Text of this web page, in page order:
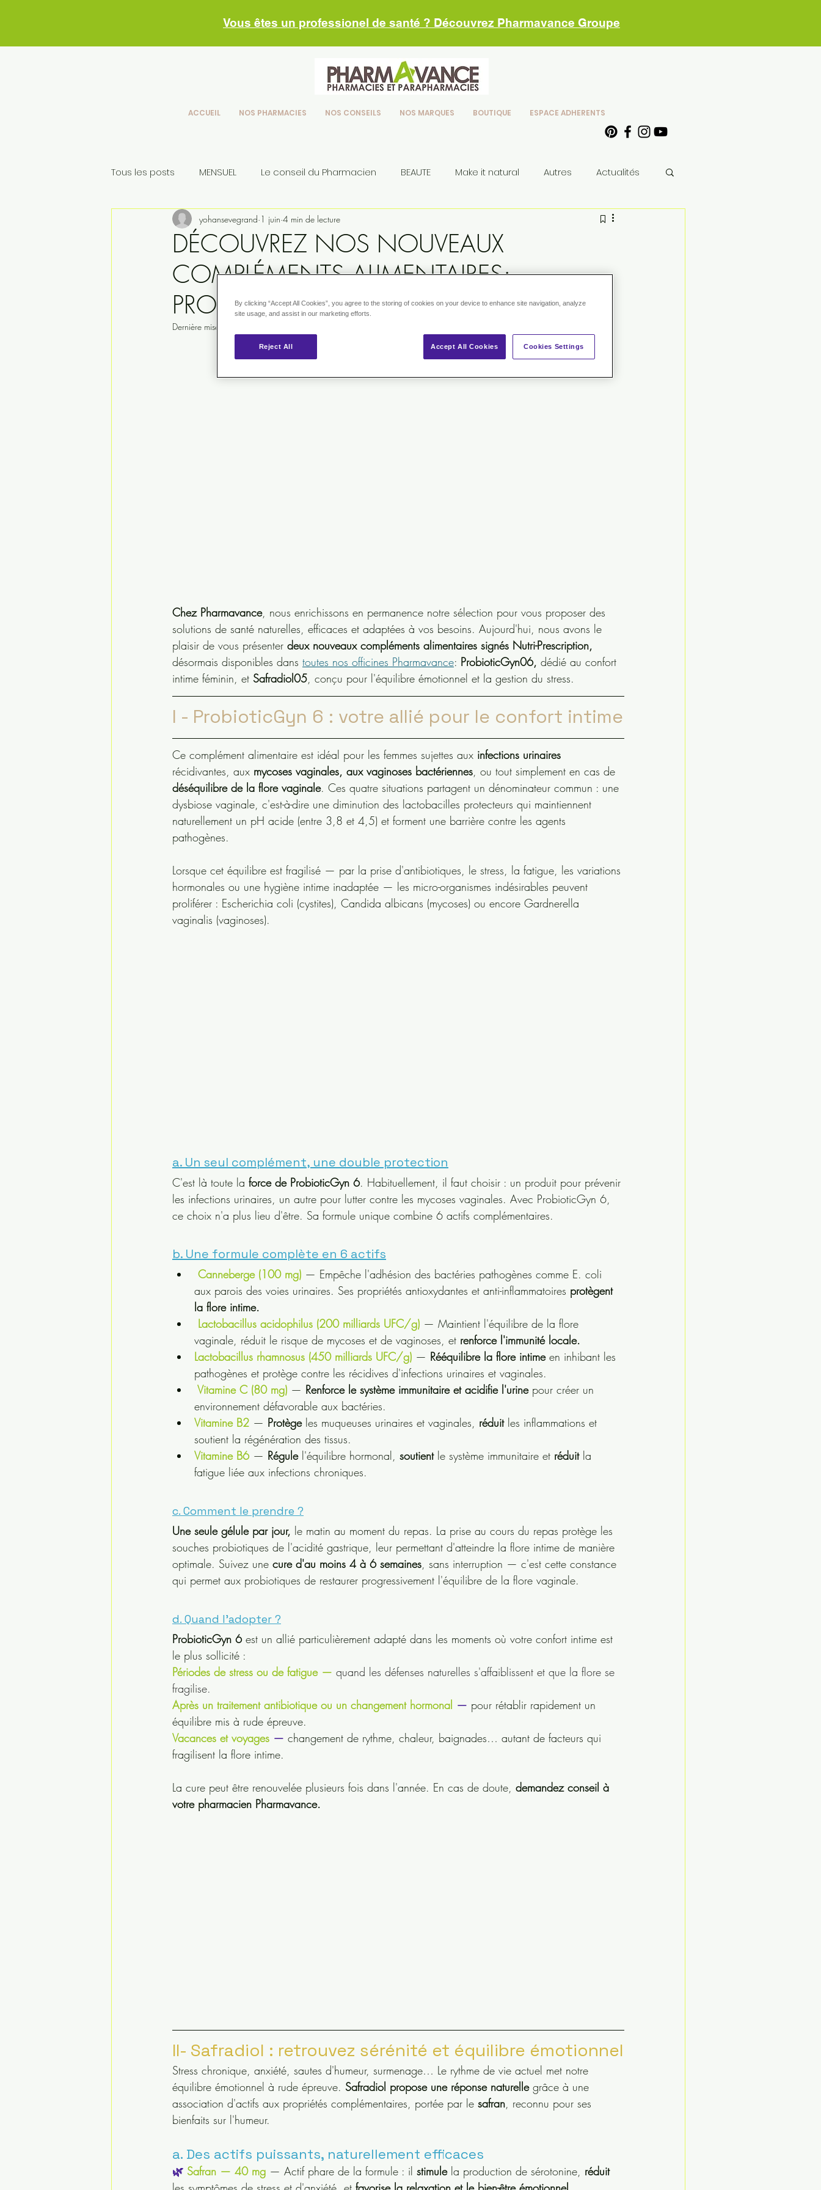
Vous êtes un professionel de santé ? Découvrez Pharmavance Groupe
ACCUEIL NOS PHARMACIES NOS CONSEILS NOS MARQUES BOUTIQUE ESPACE ADHERENTS
Tous les posts MENSUEL Le conseil du Pharmacien BEAUTE Make it natural Autres Actualités
Conseils skincare nos conseils
DÉCOUVREZ NOS NOUVEAUX
COMPLÉMENTS ALIMENTAIRES:
PROBIOTICGYN06 ET SAFRADIOL05
yohansevegrand 1 juin 4 min de lecture
Dernière mise à jour :
Chez Pharmavance, nous enrichissons en permanence notre sélection pour vous proposer des
solutions de santé naturelles, efficaces et adaptées à vos besoins. Aujourd'hui, nous avons le
plaisir de vous présenter deux nouveaux compléments alimentaires signés Nutri-Prescription,
désormais disponibles dans toutes nos officines Pharmavance: ProbioticGyn06, dédié au confort
intime féminin, et Safradiol05, conçu pour l'équilibre émotionnel et la gestion du stress.
I - ProbioticGyn 6 : votre allié pour le confort intime
Ce complément alimentaire est idéal pour les femmes sujettes aux infections urinaires
récidivantes, aux mycoses vaginales, aux vaginoses bactériennes, ou tout simplement en cas de
déséquilibre de la flore vaginale. Ces quatre situations partagent un dénominateur commun : une
dysbiose vaginale, c'est-à-dire une diminution des lactobacilles protecteurs qui maintiennent
naturellement un pH acide (entre 3,8 et 4,5) et forment une barrière contre les agents
pathogènes.
Lorsque cet équilibre est fragilisé — par la prise d'antibiotiques, le stress, la fatigue, les variations
hormonales ou une hygiène intime inadaptée — les micro-organismes indésirables peuvent
proliférer : Escherichia coli (cystites), Candida albicans (mycoses) ou encore Gardnerella
vaginalis (vaginoses).
a. Un seul complément, une double protection
C'est là toute la force de ProbioticGyn 6. Habituellement, il faut choisir : un produit pour prévenir
les infections urinaires, un autre pour lutter contre les mycoses vaginales. Avec ProbioticGyn 6,
ce choix n'a plus lieu d'être. Sa formule unique combine 6 actifs complémentaires.
b. Une formule complète en 6 actifs
Canneberge (100 mg) — Empêche l'adhésion des bactéries pathogènes comme E. coli
aux parois des voies urinaires. Ses propriétés antioxydantes et anti-inflammatoires protègent
la flore intime.
Lactobacillus acidophilus (200 milliards UFC/g) — Maintient l'équilibre de la flore
vaginale, réduit le risque de mycoses et de vaginoses, et renforce l'immunité locale.
Lactobacillus rhamnosus (450 milliards UFC/g) — Rééquilibre la flore intime en inhibant les
pathogènes et protège contre les récidives d'infections urinaires et vaginales.
Vitamine C (80 mg) — Renforce le système immunitaire et acidifie l'urine pour créer un
environnement défavorable aux bactéries.
Vitamine B2 — Protège les muqueuses urinaires et vaginales, réduit les inflammations et
soutient la régénération des tissus.
Vitamine B6 — Régule l'équilibre hormonal, soutient le système immunitaire et réduit la
fatigue liée aux infections chroniques.
c. Comment le prendre ?
Une seule gélule par jour, le matin au moment du repas. La prise au cours du repas protège les
souches probiotiques de l'acidité gastrique, leur permettant d'atteindre la flore intime de manière
optimale. Suivez une cure d'au moins 4 à 6 semaines , sans interruption — c'est cette constance
qui permet aux probiotiques de restaurer progressivement l'équilibre de la flore vaginale.
d. Quand l'adopter ?
ProbioticGyn 6 est un allié particulièrement adapté dans les moments où votre confort intime est
le plus sollicité :
Périodes de stress ou de fatigue — quand les défenses naturelles s'affaiblissent et que la flore se
fragilise.
Après un traitement antibiotique ou un changement hormonal — pour rétablir rapidement un
équilibre mis à rude épreuve.
Vacances et voyages — changement de rythme, chaleur, baignades… autant de facteurs qui
fragilisent la flore intime.
La cure peut être renouvelée plusieurs fois dans l'année. En cas de doute, demandez conseil à
votre pharmacien Pharmavance.
II- Safradiol : retrouvez sérénité et équilibre émotionnel
Stress chronique, anxiété, sautes d'humeur, surmenage… Le rythme de vie actuel met notre
équilibre émotionnel à rude épreuve. Safradiol propose une réponse naturelle grâce à une
association d'actifs aux propriétés complémentaires, portée par le safran , reconnu pour ses
bienfaits sur l'humeur.
a. Des actifs puissants, naturellement efficaces
🌿 Safran — 40 mg — Actif phare de la formule : il stimule la production de sérotonine, réduit
By clicking “Accept All Cookies”, you agree to the storing of cookies on your device to enhance site navigation, analyze
site usage, and assist in our marketing efforts.
Reject All Accept All Cookies Cookies Settings